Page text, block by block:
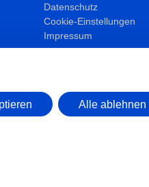
Datenschutz
Cookie-Einstellungen
Impressum
Alle ablehnen